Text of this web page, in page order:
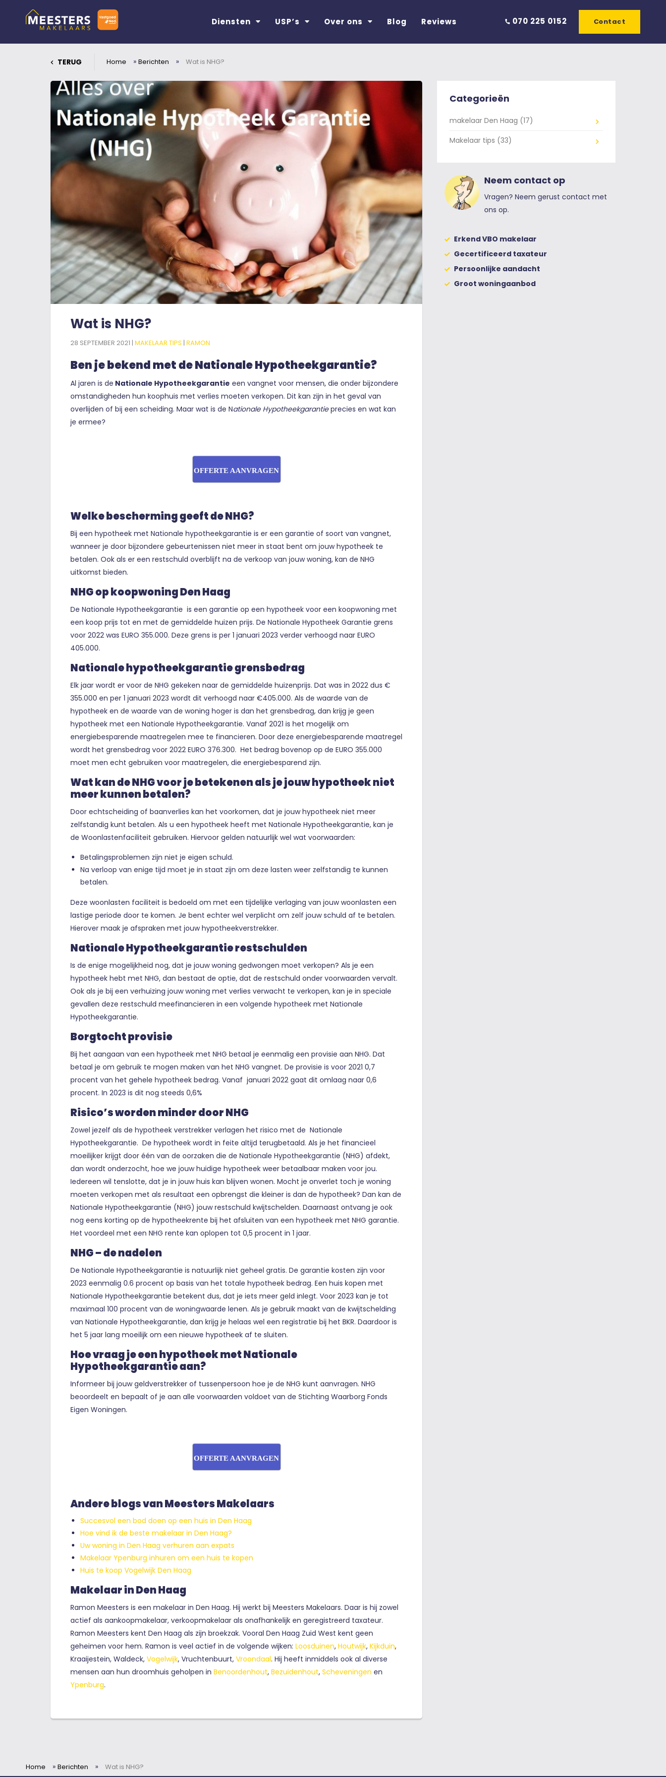
Diensten USP’s Over ons Blog Reviews 070 225 0152 Contact
TERUG Home » Berichten » Wat is NHG?
Wat is NHG?
28 SEPTEMBER 2021 | MAKELAAR TIPS | RAMON
Ben je bekend met de Nationale Hypotheekgarantie?
Al jaren is de Nationale Hypotheekgarantie een vangnet voor mensen, die onder bijzondere
omstandigheden hun koophuis met verlies moeten verkopen. Dit kan zijn in het geval van
overlijden of bij een scheiding. Maar wat is de Nationale Hypotheekgarantieprecies en wat kan
je ermee?
OFFERTE AANVRAGEN
Welke bescherming geeft de NHG?
Bij een hypotheek met Nationale hypotheekgarantie is er een garantie of soort van vangnet,
wanneer je door bijzondere gebeurtenissen niet meer in staat bent om jouw hypotheek te
betalen. Ook als er een restschuld overblijft na de verkoop van jouw woning, kan de NHG
uitkomst bieden.
NHG op koopwoning Den Haag
De Nationale Hypotheekgarantie is een garantie op een hypotheek voor een koopwoning met
een koop prijs tot en met de gemiddelde huizen prijs. De Nationale Hypotheek Garantie grens
voor 2022 was EURO 355.000. Deze grens is per 1 januari 2023 verder verhoogd naar EURO
405.000.
Nationale hypotheekgarantie grensbedrag
Elk jaar wordt er voor de NHG gekeken naar de gemiddelde huizenprijs. Dat was in 2022 dus €
355.000 en per 1 januari 2023 wordt dit verhoogd naar €405.000. Als de waarde van de
hypotheek en de waarde van de woning hoger is dan het grensbedrag, dan krijg je geen
hypotheek met een Nationale Hypotheekgarantie. Vanaf 2021 is het mogelijk om
energiebesparende maatregelen mee te financieren. Door deze energiebesparende maatregel
wordt het grensbedrag voor 2022 EURO 376.300. Het bedrag bovenop op de EURO 355.000
moet men echt gebruiken voor maatregelen, die energiebesparend zijn.
Wat kan de NHG voor je betekenen als je jouw hypotheek niet
meer kunnen betalen?
Door echtscheiding of baanverlies kan het voorkomen, dat je jouw hypotheek niet meer
zelfstandig kunt betalen. Als u een hypotheek heeft met Nationale Hypotheekgarantie, kan je
de Woonlastenfaciliteit gebruiken. Hiervoor gelden natuurlijk wel wat voorwaarden:
Betalingsproblemen zijn niet je eigen schuld.
Na verloop van enige tijd moet je in staat zijn om deze lasten weer zelfstandig te kunnen
betalen.
Deze woonlasten faciliteit is bedoeld om met een tijdelijke verlaging van jouw woonlasten een
lastige periode door te komen. Je bent echter wel verplicht om zelf jouw schuld af te betalen.
Hierover maak je afspraken met jouw hypotheekverstrekker.
Nationale Hypotheekgarantie restschulden
Is de enige mogelijkheid nog, dat je jouw woning gedwongen moet verkopen? Als je een
hypotheek hebt met NHG, dan bestaat de optie, dat de restschuld onder voorwaarden vervalt.
Ook als je bij een verhuizing jouw woning met verlies verwacht te verkopen, kan je in speciale
gevallen deze restschuld meefinancieren in een volgende hypotheek met Nationale
Hypotheekgarantie.
Borgtocht provisie
Bij het aangaan van een hypotheek met NHG betaal je eenmalig een provisie aan NHG. Dat
betaal je om gebruik te mogen maken van het NHG vangnet. De provisie is voor 2021 0,7
procent van het gehele hypotheek bedrag. Vanaf januari 2022 gaat dit omlaag naar 0,6
procent. In 2023 is dit nog steeds 0,6%
Risico’s worden minder door NHG
Zowel jezelf als de hypotheek verstrekker verlagen het risico met de Nationale
Hypotheekgarantie. De hypotheek wordt in feite altijd terugbetaald. Als je het financieel
moeilijker krijgt door één van de oorzaken die de Nationale Hypotheekgarantie (NHG) afdekt,
dan wordt onderzocht, hoe we jouw huidige hypotheek weer betaalbaar maken voor jou.
Iedereen wil tenslotte, dat je in jouw huis kan blijven wonen. Mocht je onverlet toch je woning
moeten verkopen met als resultaat een opbrengst die kleiner is dan de hypotheek? Dan kan de
Nationale Hypotheekgarantie (NHG) jouw restschuld kwijtschelden. Daarnaast ontvang je ook
nog eens korting op de hypotheekrente bij het afsluiten van een hypotheek met NHG garantie.
Het voordeel met een NHG rente kan oplopen tot 0,5 procent in 1 jaar.
NHG – de nadelen
De Nationale Hypotheekgarantie is natuurlijk niet geheel gratis. De garantie kosten zijn voor
2023 eenmalig 0.6 procent op basis van het totale hypotheek bedrag. Een huis kopen met
Nationale Hypotheekgarantie betekent dus, dat je iets meer geld inlegt. Voor 2023 kan je tot
maximaal 100 procent van de woningwaarde lenen. Als je gebruik maakt van de kwijtschelding
van Nationale Hypotheekgarantie, dan krijg je helaas wel een registratie bij het BKR. Daardoor is
het 5 jaar lang moeilijk om een nieuwe hypotheek af te sluiten.
Hoe vraag je een hypotheek met Nationale
Hypotheekgarantie aan?
Informeer bij jouw geldverstrekker of tussenpersoon hoe je de NHG kunt aanvragen. NHG
beoordeelt en bepaalt of je aan alle voorwaarden voldoet van de Stichting Waarborg Fonds
Eigen Woningen.
OFFERTE AANVRAGEN
Andere blogs van Meesters Makelaars
Succesvol een bod doen op een huis in Den Haag
Hoe vind ik de beste makelaar in Den Haag?
Uw woning in Den Haag verhuren aan expats
Makelaar Ypenburg inhuren om een huis te kopen
Huis te koop Vogelwijk Den Haag
Makelaar in Den Haag
Ramon Meesters is een makelaar in Den Haag. Hij werkt bij Meesters Makelaars. Daar is hij zowel
actief als aankoopmakelaar, verkoopmakelaar als onafhankelijk en geregistreerd taxateur.
Ramon Meesters kent Den Haag als zijn broekzak. Vooral Den Haag Zuid West kent geen
geheimen voor hem. Ramon is veel actief in de volgende wijken: Loosduinen, Houtwijk, Kijkduin,
Kraaijestein, Waldeck, Vogelwijk, Vruchtenbuurt, Vroondaal. Hij heeft inmiddels ook al diverse
mensen aan hun droomhuis geholpen in Benoordenhout, Bezuidenhout, Scheveningen en
Ypenburg.
Categorieën
makelaar Den Haag (17)
Makelaar tips (33)
Neem contact op
Vragen? Neem gerust contact met
ons op.
Erkend VBO makelaar
Gecertificeerd taxateur
Persoonlijke aandacht
Groot woningaanbod
Home » Berichten » Wat is NHG?